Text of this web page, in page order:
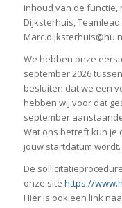
inhoud van de functie,
Dijksterhuis,
We hebben onze
september 2026
besluiten dat we een
hebben wij voor dat
september
Wat ons betreft kun je
jouw startdatum wordt.
De
onze site https://
Hier is ook een link